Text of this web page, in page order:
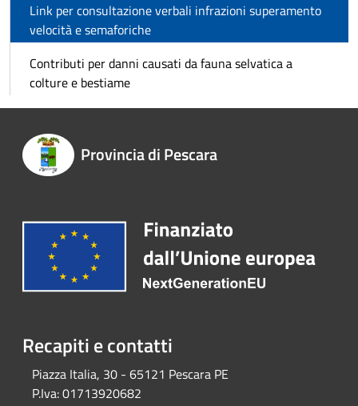
Link per consultazione verbali infrazioni superamento
velocità e semaforiche
Contributi per danni causati da fauna selvatica a
colture e bestiame
Provincia di Pescara
Recapiti e contatti
Piazza Italia, 30 - 65121 Pescara PE
P.Iva:01713920682